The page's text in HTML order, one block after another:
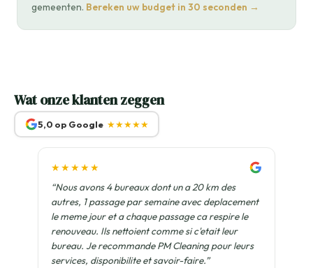
gemeenten. Bereken uw budget in 30 seconden →
Wat onze klanten zeggen
5,0 op Google ★★★★★
★★★★★
“Nous avons 4 bureaux dont un a 20 km des
autres, 1 passage par semaine avec deplacement
le meme jour et a chaque passage ca respire le
renouveau. Ils nettoient comme si c'etait leur
bureau. Je recommande PM Cleaning pour leurs
services, disponibilite et savoir-faire.”